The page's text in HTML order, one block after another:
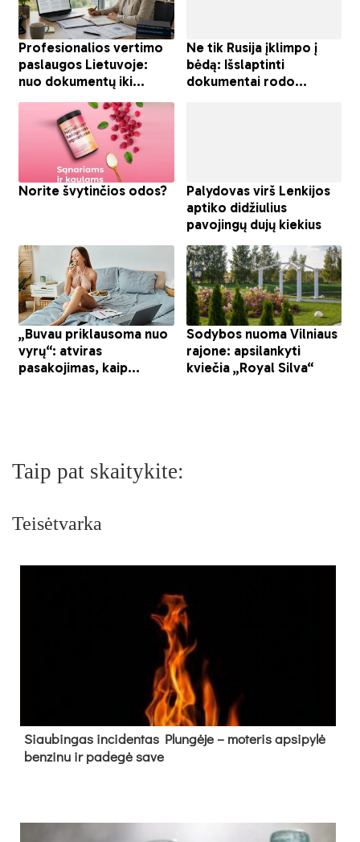
Taip pat skaitykite:
Teisėtvarka
Siau­bin­gas in­ci­den­tas Plun­gė­je – mo­te­ris ap­si­py­lė
ben­zi­nu ir pa­de­gė sa­ve